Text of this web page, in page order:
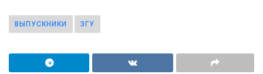
ВЫПУСКНИКИ ЗГУ